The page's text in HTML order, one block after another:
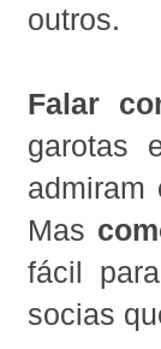
outros.
Falar
garotas
admiram
Mas
fácil
socias